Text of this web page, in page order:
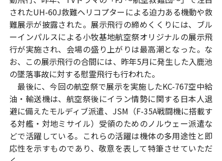
されたUH-60J救難ヘリコプターによる迫力ある機動や救
難展示が披露された。展示飛行の締めくくりには、ブル
ーインパルスによる小牧基地航空祭オリジナルの展示飛
行が実施され、会場の盛り上がりは最高潮となった。な
お、この展示飛行の合間には、昨年5月に発生した入鹿池
の墜落事故に対する慰霊飛行も行われた。
最後に、今回の航空祭で展示を実施したKC-767空中給
油・輸送機は、航空祭後にイラン情勢に関する日本人退
避に備えたモルディブ派遣、JSM（F-35A戦闘機に搭載す
る対艦・対地ミサイル）受領のためのノルウェー派遣な
どで活躍している。これらの活躍は機体の多用途性と即
応性を示すものであり、敬意を表して特筆させていただ